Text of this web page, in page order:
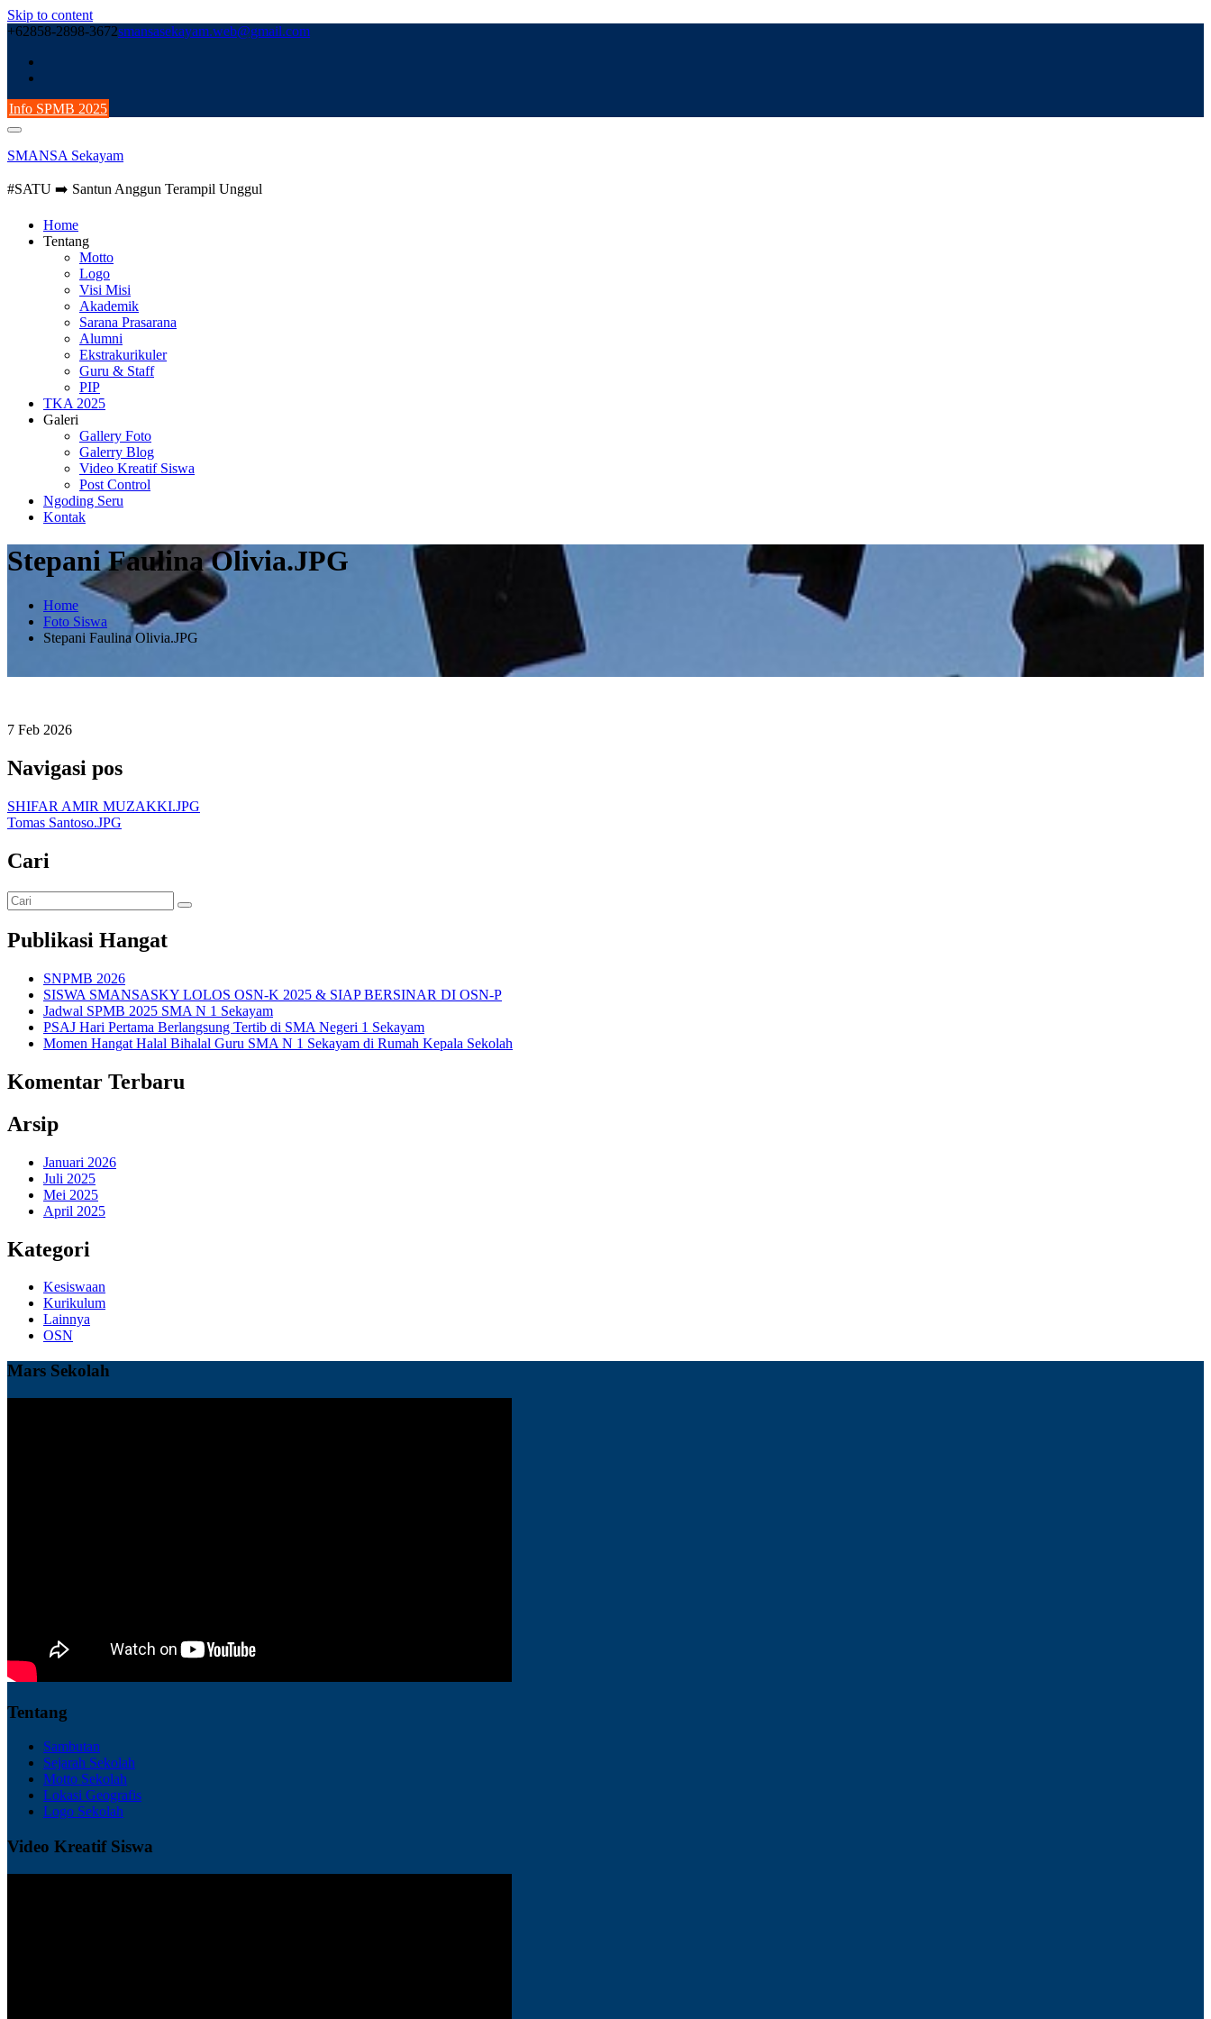
Skip to content
+62858-2898-3672smansasekayam.web@gmail.com
Info SPMB 2025
SMANSA Sekayam
#SATU ➡️ Santun Anggun Terampil Unggul
Home
Tentang
Motto
Logo
Visi Misi
Akademik
Sarana Prasarana
Alumni
Ekstrakurikuler
Guru & Staff
PIP
TKA 2025
Galeri
Gallery Foto
Galerry Blog
Video Kreatif Siswa
Post Control
Ngoding Seru
Kontak
Stepani Faulina Olivia.JPG
Home
Foto Siswa
Stepani Faulina Olivia.JPG
7 Feb 2026
Navigasi pos
SHIFAR AMIR MUZAKKI.JPG
Tomas Santoso.JPG
Cari
Publikasi Hangat
SNPMB 2026
SISWA SMANSASKY LOLOS OSN-K 2025 & SIAP BERSINAR DI OSN-P
Jadwal SPMB 2025 SMA N 1 Sekayam
PSAJ Hari Pertama Berlangsung Tertib di SMA Negeri 1 Sekayam
Momen Hangat Halal Bihalal Guru SMA N 1 Sekayam di Rumah Kepala Sekolah
Komentar Terbaru
Arsip
Januari 2026
Juli 2025
Mei 2025
April 2025
Kategori
Kesiswaan
Kurikulum
Lainnya
OSN
Mars Sekolah
Tentang
Sambutan
Sejarah Sekolah
Motto Sekolah
Lokasi Geografis
Logo Sekolah
Video Kreatif Siswa